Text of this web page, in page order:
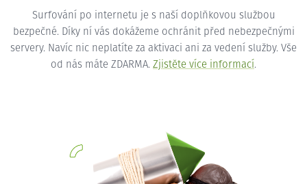
Surfování po internetu je s naší doplňkovou službou
bezpečné. Díky ní vás dokážeme ochránit před nebezpečnými
servery. Navíc nic neplatíte za aktivaci ani za vedení služby. Vše
od nás máte ZDARMA. Zjistěte více informací.